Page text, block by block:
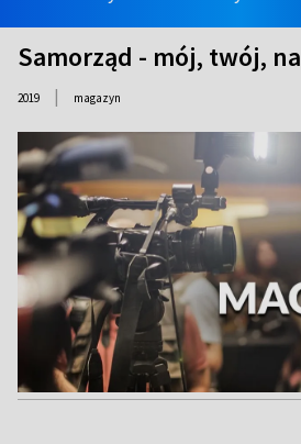
Samorząd - mój, twój,
2019 | magazyn